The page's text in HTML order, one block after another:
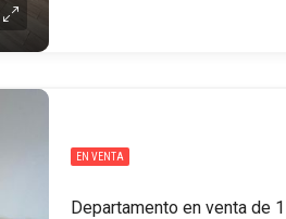
EN VENTA